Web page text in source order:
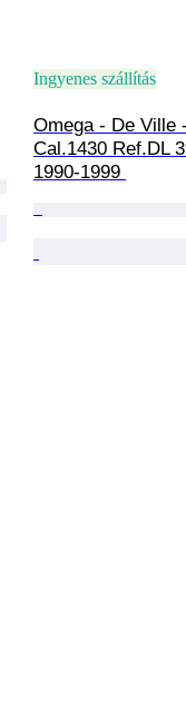
Ingyenes szállítás
Omega - De Ville
Cal.1430 Ref.DL
1990-1999